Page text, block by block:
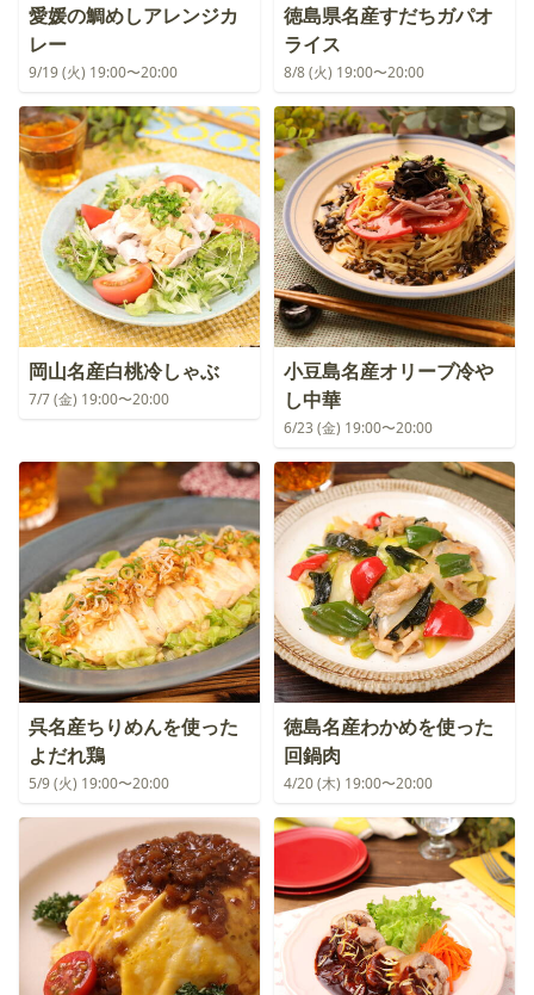
愛媛の鯛めしアレンジカ
レー
9/19 (火) 19:00〜20:00
徳島県名産すだちガパオ
ライス
8/8 (火) 19:00〜20:00
岡山名産白桃冷しゃぶ
7/7 (金) 19:00〜20:00
小豆島名産オリーブ冷や
し中華
6/23 (金) 19:00〜20:00
呉名産ちりめんを使った
よだれ鶏
5/9 (火) 19:00〜20:00
徳島名産わかめを使った
回鍋肉
4/20 (木) 19:00〜20:00